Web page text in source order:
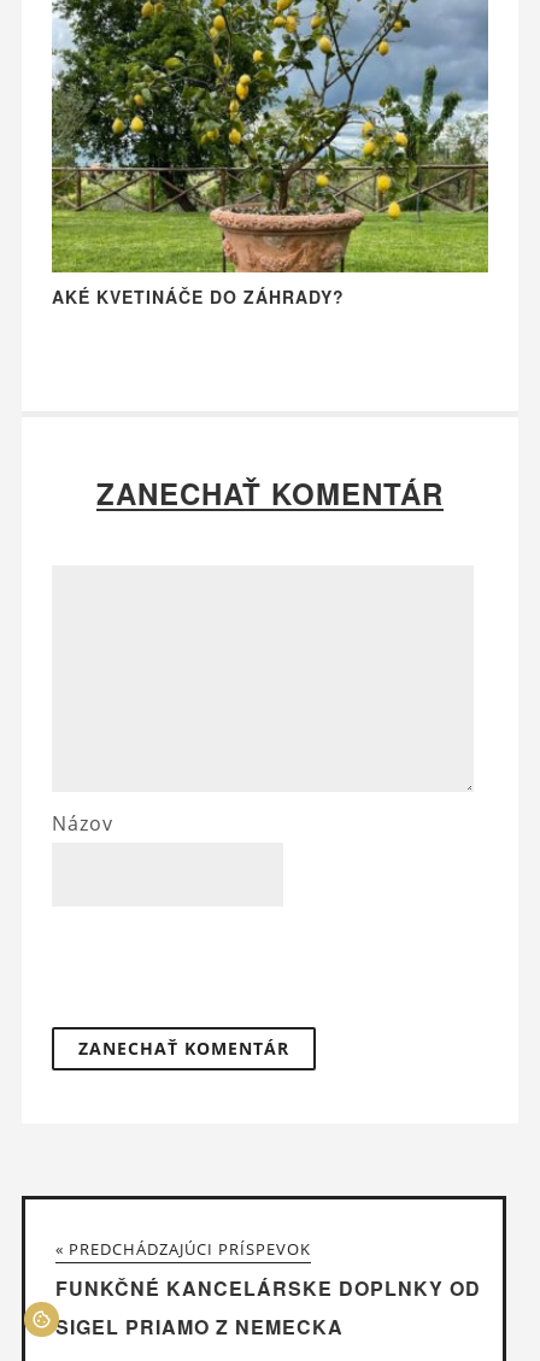
AKÉ KVETINÁČE DO ZÁHRADY?
ZANECHAŤ KOMENTÁR
Názov
« PREDCHÁDZAJÚCI PRÍSPEVOK
FUNKČNÉ KANCELÁRSKE DOPLNKY OD
SIGEL PRIAMO Z NEMECKA